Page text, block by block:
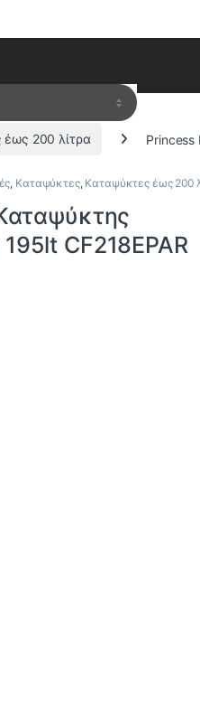
έως 200 λίτρα Princess
, Καταψύκτες, Καταψύκτες έως 200
CF218EPAR